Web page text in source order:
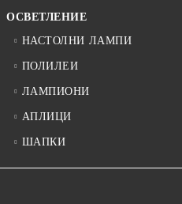
ОСВЕТЛЕНИЕ
НАСТОЛНИ ЛАМПИ
ПОЛИЛЕИ
ЛАМПИОНИ
АПЛИЦИ
ШАПКИ